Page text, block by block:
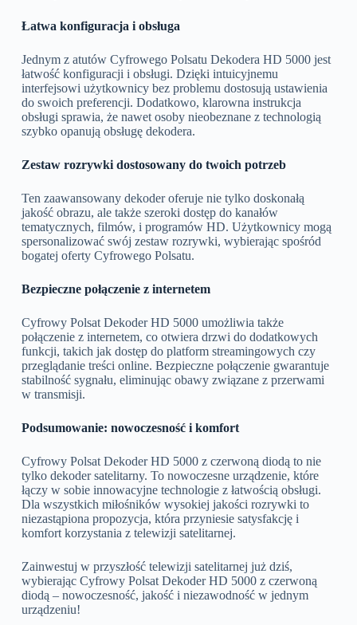
Łatwa konfiguracja i obsługa
Jednym z atutów Cyfrowego Polsatu Dekodera HD 5000 jest
łatwość konfiguracji i obsługi. Dzięki intuicyjnemu
interfejsowi użytkownicy bez problemu dostosują ustawienia
do swoich preferencji. Dodatkowo, klarowna instrukcja
obsługi sprawia, że nawet osoby nieobeznane z technologią
szybko opanują obsługę dekodera.
Zestaw rozrywki dostosowany do twoich potrzeb
Ten zaawansowany dekoder oferuje nie tylko doskonałą
jakość obrazu, ale także szeroki dostęp do kanałów
tematycznych, filmów, i programów HD. Użytkownicy mogą
spersonalizować swój zestaw rozrywki, wybierając spośród
bogatej oferty Cyfrowego Polsatu.
Bezpieczne połączenie z internetem
Cyfrowy Polsat Dekoder HD 5000 umożliwia także
połączenie z internetem, co otwiera drzwi do dodatkowych
funkcji, takich jak dostęp do platform streamingowych czy
przeglądanie treści online. Bezpieczne połączenie gwarantuje
stabilność sygnału, eliminując obawy związane z przerwami
w transmisji.
Podsumowanie: nowoczesność i komfort
Cyfrowy Polsat Dekoder HD 5000 z czerwoną diodą to nie
tylko dekoder satelitarny. To nowoczesne urządzenie, które
łączy w sobie innowacyjne technologie z łatwością obsługi.
Dla wszystkich miłośników wysokiej jakości rozrywki to
niezastąpiona propozycja, która przyniesie satysfakcję i
komfort korzystania z telewizji satelitarnej.
Zainwestuj w przyszłość telewizji satelitarnej już dziś,
wybierając Cyfrowy Polsat Dekoder HD 5000 z czerwoną
diodą – nowoczesność, jakość i niezawodność w jednym
urządzeniu!